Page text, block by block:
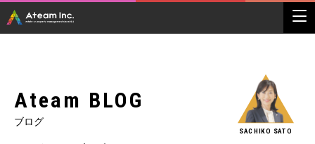
Ateam BLOG
ブログ
SACHIKO SATO